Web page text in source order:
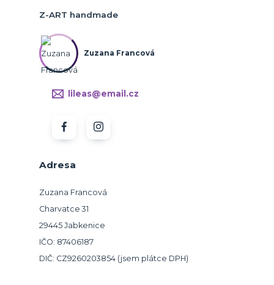
Adresa
Zuzana Francová
Charvatce 31
29445 Jabkenice
IČO: 87406187
DIČ: CZ9260203854 (jsem plátce DPH)
Z-ART handmade
Zuzana Francová
lileas@email.cz